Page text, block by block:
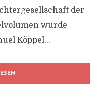
der
wurde
Köppel...